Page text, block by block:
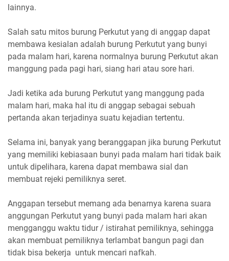
lainnya.
Salah satu mitos burung Perkutut yang di anggap dapat
membawa kesialan adalah burung Perkutut yang bunyi
pada malam hari, karena normalnya burung Perkutut akan
manggung pada pagi hari, siang hari atau sore hari.
Jadi ketika ada burung Perkutut yang manggung pada
malam hari, maka hal itu di anggap sebagai sebuah
pertanda akan terjadinya suatu kejadian tertentu.
Selama ini, banyak yang beranggapan jika burung Perkutut
yang memiliki kebiasaan bunyi pada malam hari tidak baik
untuk dipelihara, karena dapat membawa sial dan
membuat rejeki pemiliknya seret.
Anggapan tersebut memang ada benarnya karena suara
anggungan Perkutut yang bunyi pada malam hari akan
mengganggu waktu tidur / istirahat pemiliknya, sehingga
akan membuat pemiliknya terlambat bangun pagi dan
tidak bisa bekerja untuk mencari nafkah.